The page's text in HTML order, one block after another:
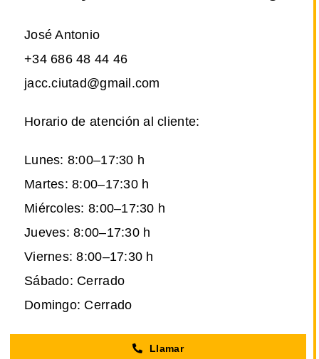
José Antonio
+34 686 48 44 46
jacc.ciutad@gmail.com
Horario de atención al cliente:
Lunes: 8:00–17:30 h
Martes: 8:00–17:30 h
Miércoles: 8:00–17:30 h
Jueves: 8:00–17:30 h
Viernes: 8:00–17:30 h
Sábado: Cerrado
Domingo: Cerrado
Llamar